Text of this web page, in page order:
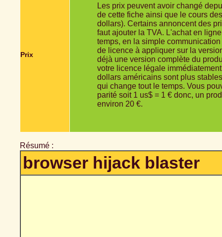
Prix
Les prix peuvent avoir changé
de cette fiche ainsi que le cours
dollars). Certains annoncent des
faut ajouter la TVA. L'achat en
temps, en la simple
de licence à appliquer sur la
déjà une version complète du
votre licence légale
dollars américains sont plus
qui change tout le temps. Vous
parité soit 1 us$ = 1 € donc, un
environ 20 €.
Résumé :
browser hijack blaster